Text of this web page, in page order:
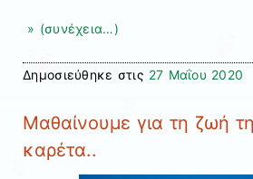
» (συνέχεια…)
Δημοσιεύθηκε στις 27 Μαΐου 2020
Mαθαίνουμε για τη ζωή
καρέτα..